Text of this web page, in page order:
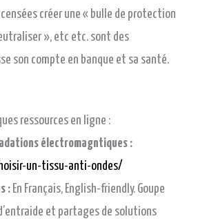
créer une « bulle de protection
», etc etc. sont des
son compte en banque et sa santé.
ressources en ligne :
électromagntiques :
un-tissu-anti-ondes/
: En Français, English-friendly. Goupe
et partages de solutions